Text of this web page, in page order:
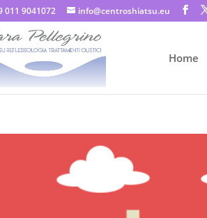
011 9041072 info@centroshiatsu.eu
Home